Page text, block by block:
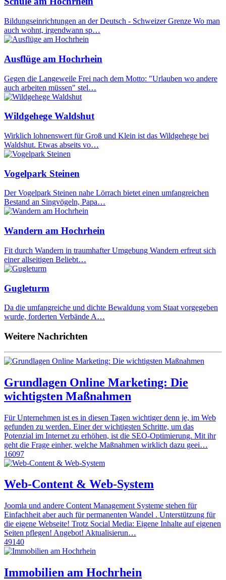
Bildungseinrichtungen an der Deutsch - Schweizer Grenze Wo man
auch wohnt, irgendwann sp…
Ausflüge am Hochrhein
Gegen die Langeweile Frei nach dem Motto: "Urlauben wo andere
auch arbeiten müssen" stel…
Wildgehege Waldshut
Wirklich lohnenswert für Groß und Klein ist das Wildgehege bei
Waldshut. Etwas abseits vo…
Vogelpark Steinen
Der Vogelpark Steinen nahe Lörrach bietet einen umfangreichen
Bestand an Singvögeln, Papa…
Wandern am Hochrhein
Fit durch Wandern in traumhafter Umgebung Wandern erfreut sich
einer allseitigen Beliebt…
Gugleturm
Da die umfangreiche und dichte Bewaldung vom Staat vorgegeben
wurde, forderten Verbände A…
Weitere Nachrichten
Grundlagen Online Marketing: Die
wichtigsten Maßnahmen
Für Unternehmen ist es in diesen Tagen wichtiger denn je, im Web
gefunden zu werden. Einer der wichtigsten Schritte, um das
Potenzial im Internet zu erhöhen, ist die SEO-Optimierung. Mit ihr
geht die Frage einher, welche Maßnahmen wirklich dazu geei…
16097
Web-Content & Web-System
Joomla und andere Content Management Systeme stehen für
Einfachheit aber auch für permanenten Wandel . Unterstützung für
die eigene Webseite! Trotz Social Media: Eigene Inhalte auf eigenen
Seiten pflegen! Angebot! Aktualisierun…
49140
Immobilien am Hochrhein